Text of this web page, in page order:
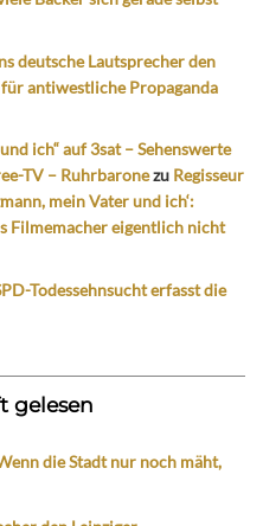
deutsche Lautsprecher den
antiwestliche Propaganda
ich“ auf 3sat – Sehenswerte
TV – Ruhrbaronezu Regisseur
mein Vater und ich‘:
Filmemacher eigentlich nicht
Todessehnsucht erfasst die
gelesen
die Stadt nur noch mäht,